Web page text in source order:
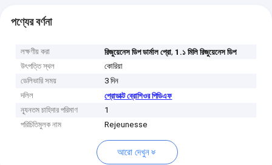
পণ্যের বর্ণনা
লক্ষণীয় করা রিজুয়েনেস ডিপ ডার্মাল প্রো, 1.১ মিলি রিজুয়েনেস ডিপ
উৎপত্তি স্থল
কোরিয়া
ডেলিভারি সময়
3 দিন
দলিল
প্রোডাক্ট ব্রোশিওর পিডিএফ
ন্যূনতম চাহিদার পরিমাণ
1
পরিচিতিমুলক নাম
Rejeunesse
আরো দেখুন